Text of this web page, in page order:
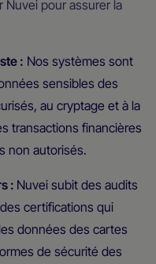
Nuvei pour assurer la
: Nos systèmes sont
sensibles des
au cryptage et à la
transactions financières
non autorisés.
: Nuvei subit des audits
certifications qui
données des cartes
de sécurité des